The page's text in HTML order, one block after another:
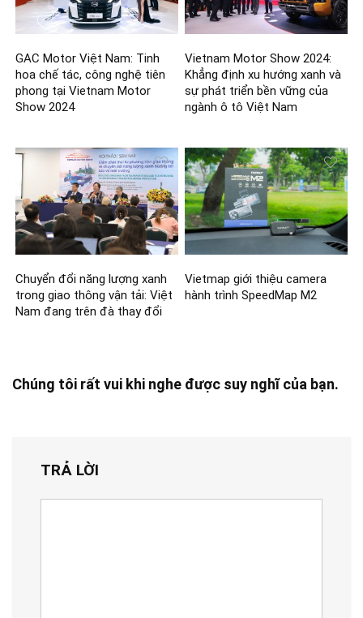
GAC Motor Việt Nam: Tinh
hoa chế tác, công nghệ tiên
phong tại Vietnam Motor
Show 2024
Vietnam Motor Show 2024:
Khẳng định xu hướng xanh và
sự phát triển bền vững của
ngành ô tô Việt Nam
Chuyển đổi năng lượng xanh
trong giao thông vận tải: Việt
Nam đang trên đà thay đổi
Vietmap giới thiệu camera
hành trình SpeedMap M2
Chúng tôi rất vui khi nghe được suy nghĩ của bạn.
TRẢ LỜI